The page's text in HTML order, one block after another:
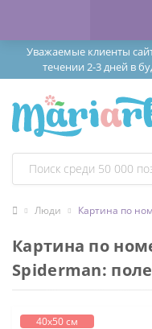
Уважаемые клиенты
течении 2-3 дней в
Люди Картина по
Картина по
Spiderman:
40х50 см